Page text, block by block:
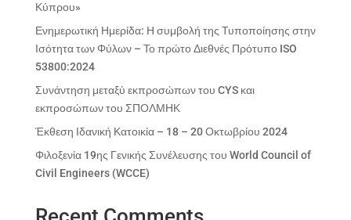
Κύπρου»
Ενημερωτική Ημερίδα: Η συμβολή της Τυποποίησης στην
Ισότητα των Φύλων – Το πρώτο Διεθνές Πρότυπο ISO
53800:2024
Συνάντηση μεταξύ εκπροσώπων του CYS και
εκπροσώπων του ΣΠΟΛΜΗΚ
Έκθεση Ιδανική Κατοικία – 18 – 20 Οκτωβρίου 2024
Φιλοξενία 19ης Γενικής Συνέλευσης του World Council of
Civil Engineers (WCCE)